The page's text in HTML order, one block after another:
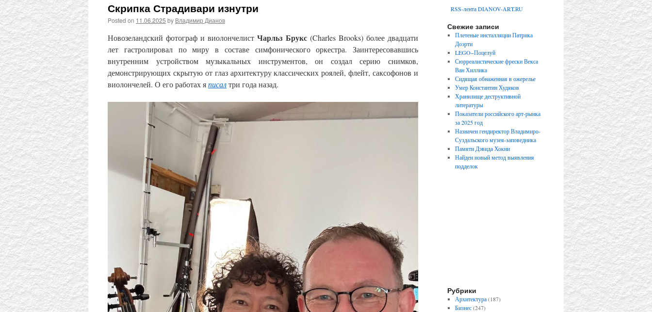
Скрипка Страдивари изнутри
Posted on 11.06.2025 by Владимир Дианов
Новозеландский фотограф и виолончелистЧарльз Брукс(Charles Brooks) более двадцати
лет гастролировал по миру в составе симфонического оркестра. Заинтересовавшись
внутренним устройством музыкальных инструментов, он создал серию снимков,
демонстрирующих скрытую от глаз архитектуру классических роялей, флейт, саксофонов и
виолончелей. О его работах яписалтри года назад.
RSS-лента DIANOV-ART.RU
Свежие записи
Плетеные инсталляции Патрика
Доэрти
LEGO−Поцелуй
Сюрреалистические фрески Векса
Ван Хиллика
Сидящая обнаженная в ожерелье
Умер Константин Худяков
Хранилище деструктивной
литературы
Показатели российского арт-рынка
за 2025 год
Назначен гендиректор Владимиро-
Суздальского музея-заповедника
Памяти Дэвида Хокни
Найден новый метод выявления
подделок
Рубрики
Архитектура(187)
Бизнес(247)